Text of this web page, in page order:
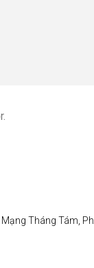
Tháng Tám,